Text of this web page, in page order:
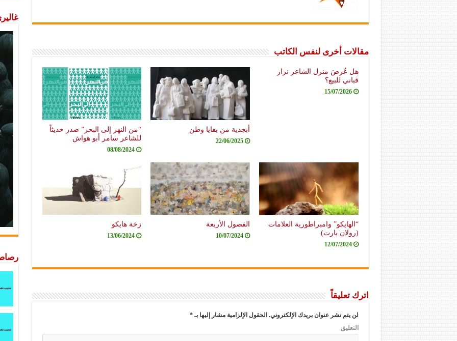
مقالات أخرى لنفس الكاتب
هل عُرضَ منزل الشاعر نزار
قباني للبيع؟
15/07/2026
أبجدية من بقايا وطن
22/06/2025
“من النهر إلى البحر” صدر حديثاً
للشاعر سامر أبو هواش
08/08/2024
“الهايكو” وامبراطورية العلامات
(رولان بارت)
12/07/2024
الفصول الأربعة
10/07/2024
زخة هايكو
13/06/2024
اترك تعليقاً
لن يتم نشر عنوان بريدك الإلكتروني. الحقول الإلزامية مشار إليها بـ*
التعليق